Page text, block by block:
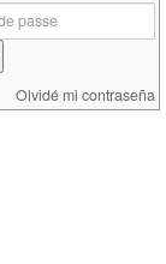
Olvidé mi contraseña